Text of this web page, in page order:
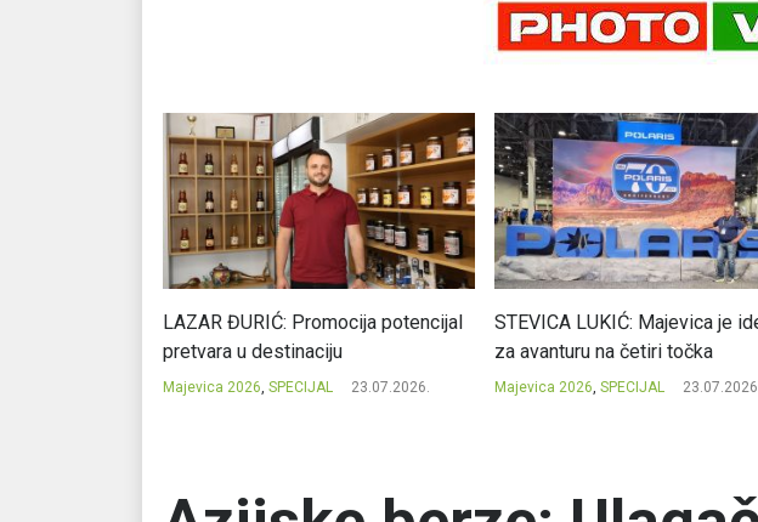
LAZAR ĐURIĆ: Promocija potencijal
pretvara u destinaciju
Majevica 2026, SPECIJAL 23.07.2026.
STEVICA LUKIĆ: Majevica je
za avanturu na četiri točka
Majevica 2026, SPECIJAL